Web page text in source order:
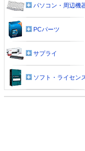
パソコン・周辺機
PCパーツ
サプライ
ソフト・ライセン